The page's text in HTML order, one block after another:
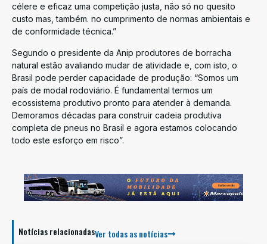
célere e eficaz uma competição justa, não só no quesito
custo mas, também. no cumprimento de normas ambientais e
de conformidade técnica.”
Segundo o presidente da Anip produtores de borracha
natural estão avaliando mudar de atividade e, com isto, o
Brasil pode perder capacidade de produção: “Somos um
país de modal rodoviário. É fundamental termos um
ecossistema produtivo pronto para atender à demanda.
Demoramos décadas para construir cadeia produtiva
completa de pneus no Brasil e agora estamos colocando
todo este esforço em risco”.
Notícias relacionadasVer todas as notícias